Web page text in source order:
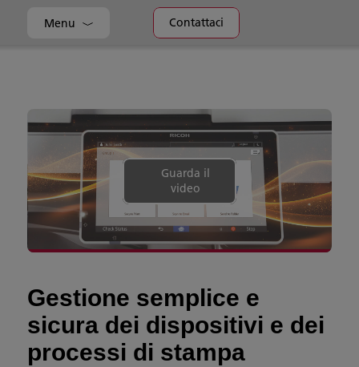
Menu Contattaci
Gestione semplice e
sicura dei dispositivi e dei
processi di stampa
Guarda il
video